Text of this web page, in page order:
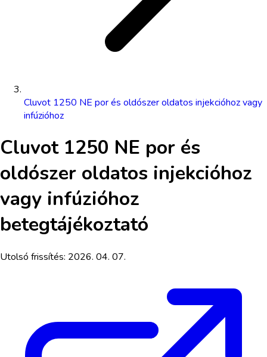
Cluvot 1250 NE por és oldószer oldatos injekcióhoz vagy
infúzióhoz
Cluvot 1250 NE por és
oldószer oldatos injekcióhoz
vagy infúzióhoz
betegtájékoztató
Utolsó frissítés: 2026. 04. 07.